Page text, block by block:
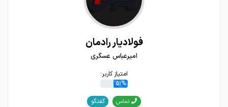
فولادیار رادمان
امیرعباس عسگری
امتیاز کاربر:
51%
تماس گفتگو